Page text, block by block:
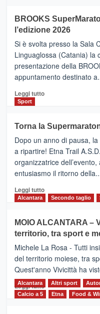
con
la
Al
via
i
collegamenti
BROOKS
l’edizione 2026
Si è svolta presso la Sala
Linguaglossa (Catania) la
presentazione della
appuntamento destinato
Leggi tuttoLeggi
BROOKS
SuperMaratona
dell’Etna,
presentata
l’edizione
2026
Sport
Torna la
Dopo un anno di pausa,
a ripartire! Etna Trail
organizzatrice
entusiasmo il ritorno
Leggi tuttoLeggi
Torna
la
Supermaratona
dell’Etna
Alcantara Secondo taglio
MOIO ALCANTARA –
territorio, tra sport e
Michele La Rosa - Tutti
del territorio moiese, tra
Quest'anno Vivicittà ha
Leggi tutto Leggi
Alcantara Altri sport
Calcio a 5
Etna Food &